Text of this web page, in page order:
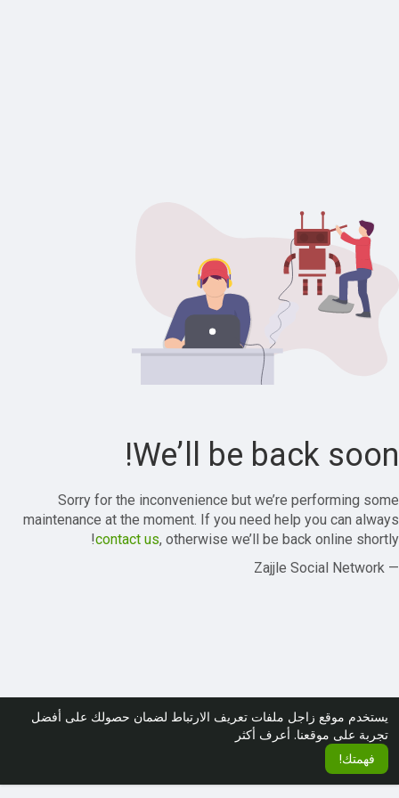
يستخدم موقع زاجل ملفات تعريف الارتباط لضمان حصولك على أفضل
تجربة على موقعنا. أعرف أكثر
فهمتك!
We’ll be back soon!
Sorry for the inconvenience but we’re performing some
maintenance at the moment. If you need help you can always
contact us, otherwise we’ll be back online shortly!
— Zajjle Social Network